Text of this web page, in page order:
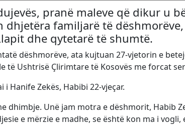
pranë maleve që dikur u
dhjetëra familjarë të
dhe qytetarë të shumtë.
dëshmorëve, ata kujtuan 27-vjetorin e
të Ushtrisë Çlirimtare të Kosovës me forcat
i Hanife Zekës, Habibi 22-vjeçar.
dhimbje. Unë jam motra e dëshmorit, Habib
e mërzie e madhe, se është kon ma i vogli,